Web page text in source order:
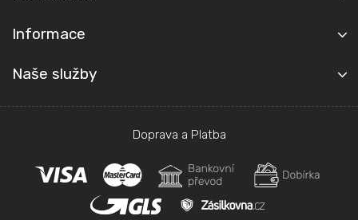
Informace
Naše služby
Doprava a Platba